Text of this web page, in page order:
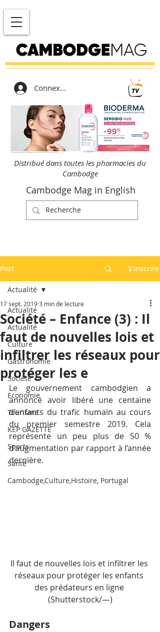
Connexion
Distribué dans toutes les pharmacies du
Cambodge
Cambodge Mag in English
Post S'inscrire
Actualité
Actualité
Culture
Gastronomie
Société
Economie
Tourisme
KEP GAZETTE
Sports
Santé
Cambodge,Culture,Histoire, Portugal
Actualité
Société – Enfance (3) : Il
faut de nouvelles lois et
infiltrer les réseaux pour
protéger les e
17 sept. 20193 min de lecture
Le gouvernement cambodgien a
annoncé avoir libéré une centaine
d’enfants du trafic humain au cours
du premier semestre 2019. Cela
représente un peu plus de 50 %
d’augmentation par rapport à l’année
dernière.
Il faut de nouvelles lois et infiltrer les
réseaux pour protéger les enfants
des prédateurs en ligne
(Shutterstock/—)
Dangers